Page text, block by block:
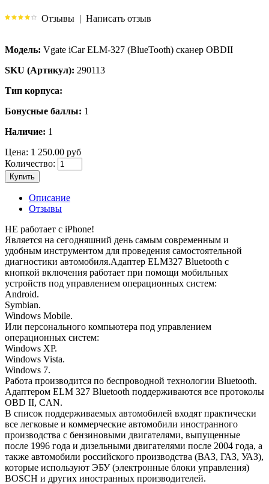
Отзывы | Написать отзыв
Модель: Vgate iCar ELM-327 (BlueTooth) сканер OBDII
SKU (Артикул): 290113
Тип корпуса:
Бонусные баллы: 1
Наличие: 1
Цена: 1 250.00 руб
Количество:
Купить
Описание
Отзывы
НЕ работает с iPhone!
Является на сегодняшний день самым современным и
удобным инструментом для проведения самостоятельной
диагностики автомобиля.Адаптер ELM327 Bluetooth с
кнопкой включения работает при помощи мобильных
устройств под управлением операционных систем:
Android.
Symbian.
Windows Mobile.
Или персонального компьютера под управлением
операционных систем:
Windows XP.
Windows Vista.
Windows 7.
Работа производится по беспроводной технологии Bluetooth.
Адаптером ELM 327 Bluetooth поддерживаются все протоколы
OBD II, CAN.
В список поддерживаемых автомобилей входят практически
все легковые и коммерческие автомобили иностранного
производства с бензиновыми двигателями, выпущенные
после 1996 года и дизельными двигателями после 2004 года, а
также автомобили российского производства (ВАЗ, ГАЗ, УАЗ),
которые используют ЭБУ (электронные блоки управления)
BOSCH и других иностранных производителей.